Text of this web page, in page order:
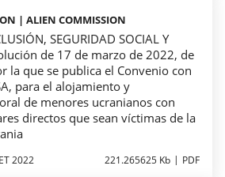
| ALIEN COMMISSION
SEGURIDAD SOCIAL Y
de 17 de marzo de 2022, de
la que se publica el Convenio con
para el alojamiento y
de menores ucranianos con
directos que sean víctimas de la
2022 221.265625 Kb PDF